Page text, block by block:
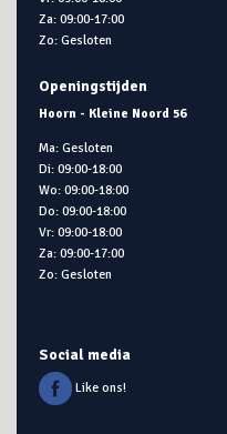
Za: 09:00-17:00
Zo: Gesloten
Openingstijden
Hoorn - Kleine Noord 56
Ma: Gesloten
Di: 09:00-18:00
Wo: 09:00-18:00
Do: 09:00-18:00
Vr: 09:00-18:00
Za: 09:00-17:00
Zo: Gesloten
Social media
Like ons!